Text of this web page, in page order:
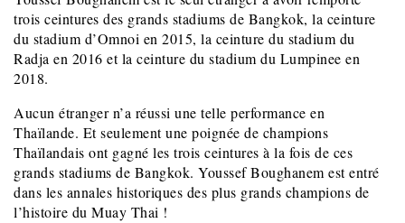
trois ceintures des grands stadiums de Bangkok, la ceinture
du stadium d’Omnoi en 2015, la ceinture du stadium du
Radja en 2016 et la ceinture du stadium du Lumpinee en
2018.
Aucun étranger n’a réussi une telle performance en
Thaïlande. Et seulement une poignée de champions
Thaïlandais ont gagné les trois ceintures à la fois de ces
grands stadiums de Bangkok. Youssef Boughanem est entré
dans les annales historiques des plus grands champions de
l’histoire du Muay Thai !